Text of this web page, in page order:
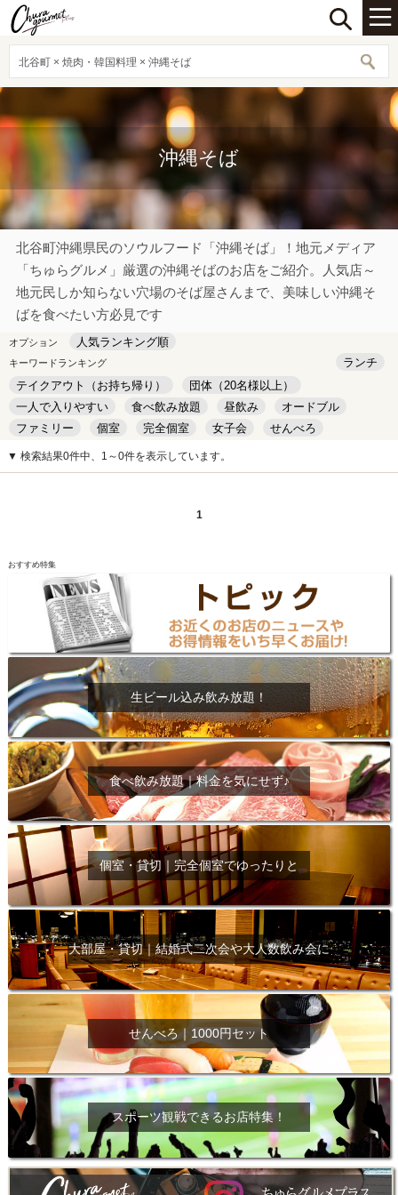
北谷町 × 焼肉・韓国料理 × 沖縄そば
沖縄そば
北谷町沖縄県民のソウルフード「沖縄そば」！地元メディア
「ちゅらグルメ」厳選の沖縄そばのお店をご紹介。人気店～
地元民しか知らない穴場のそば屋さんまで、美味しい沖縄そ
ばを食べたい方必見です
オプション 人気ランキング順
キーワードランキング
ランチ
テイクアウト（お持ち帰り）
団体（20名様以上）
一人で入りやすい
食べ飲み放題 昼飲み
オードブル
ファミリー
個室 完全個室 女子会
せんべろ
キッズルーム
安い デート
▼ 検索結果0件中、1～0件を表示しています。
1
おすすめ特集
生ビール込み飲み放題！
食べ飲み放題｜料金を気にせず♪
個室・貸切｜完全個室でゆったりと
大部屋・貸切｜結婚式二次会や大人数飲み会に
せんべろ｜1000円セット
スポーツ観戦できるお店特集！